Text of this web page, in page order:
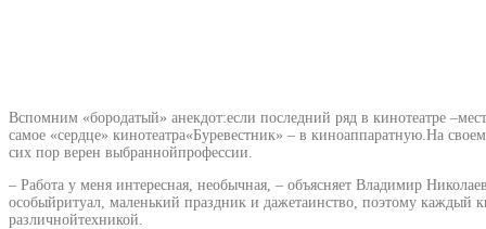
Вспомним «бородатый» анекдот:если последний ряд в кинотеатре
самое «сердце» кинотеатра«Буревестник» – в киноаппаратную.На
сих пор верен выбраннойпрофессии.
– Работа у меня интересная, необычная, – объясняет Владимир
особыйритуал, маленький праздник и дажетаинство, поэтому
различнойтехникой.